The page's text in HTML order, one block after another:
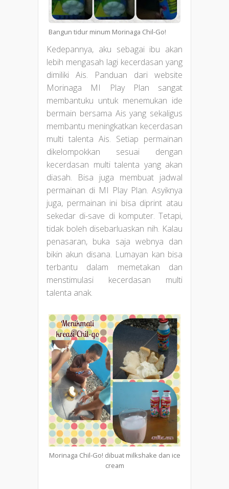
Bangun tidur minum Morinaga Chil-Go!
Kedepannya, aku sebagai ibu akan
lebih mengasah lagi kecerdasan yang
dimiliki Ais. Panduan dari website
Morinaga MI Play Plan sangat
membantuku untuk menemukan ide
bermain bersama Ais yang sekaligus
membantu meningkatkan kecerdasan
multi talenta Ais. Setiap permainan
dikelompokkan sesuai dengan
kecerdasan multi talenta yang akan
diasah. Bisa juga membuat jadwal
permainan di MI Play Plan. Asyiknya
juga, permainan ini bisa diprint atau
sekedar di-save di komputer. Tetapi,
tidak boleh disebarluaskan nih. Kalau
penasaran, buka saja webnya dan
bikin akun disana. Lumayan kan bisa
terbantu dalam memetakan dan
menstimulasi kecerdasan multi
talenta anak.
Morinaga Chil-Go! dibuat milkshake dan ice
cream